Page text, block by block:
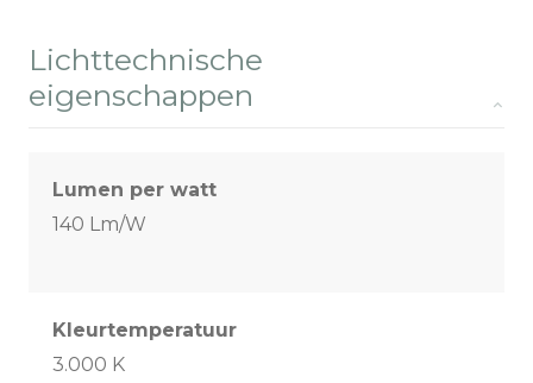
Lichttechnische
eigenschappen
Lumen per watt
140 Lm/W
Kleurtemperatuur
3.000 K